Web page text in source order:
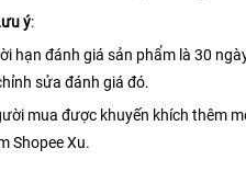
ý:
hạn đánh giá sản phẩm là 30
sửa đánh giá đó.
mua được khuyến khích thêm
Shopee Xu.